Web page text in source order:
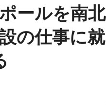
ールを南北
の仕事に就